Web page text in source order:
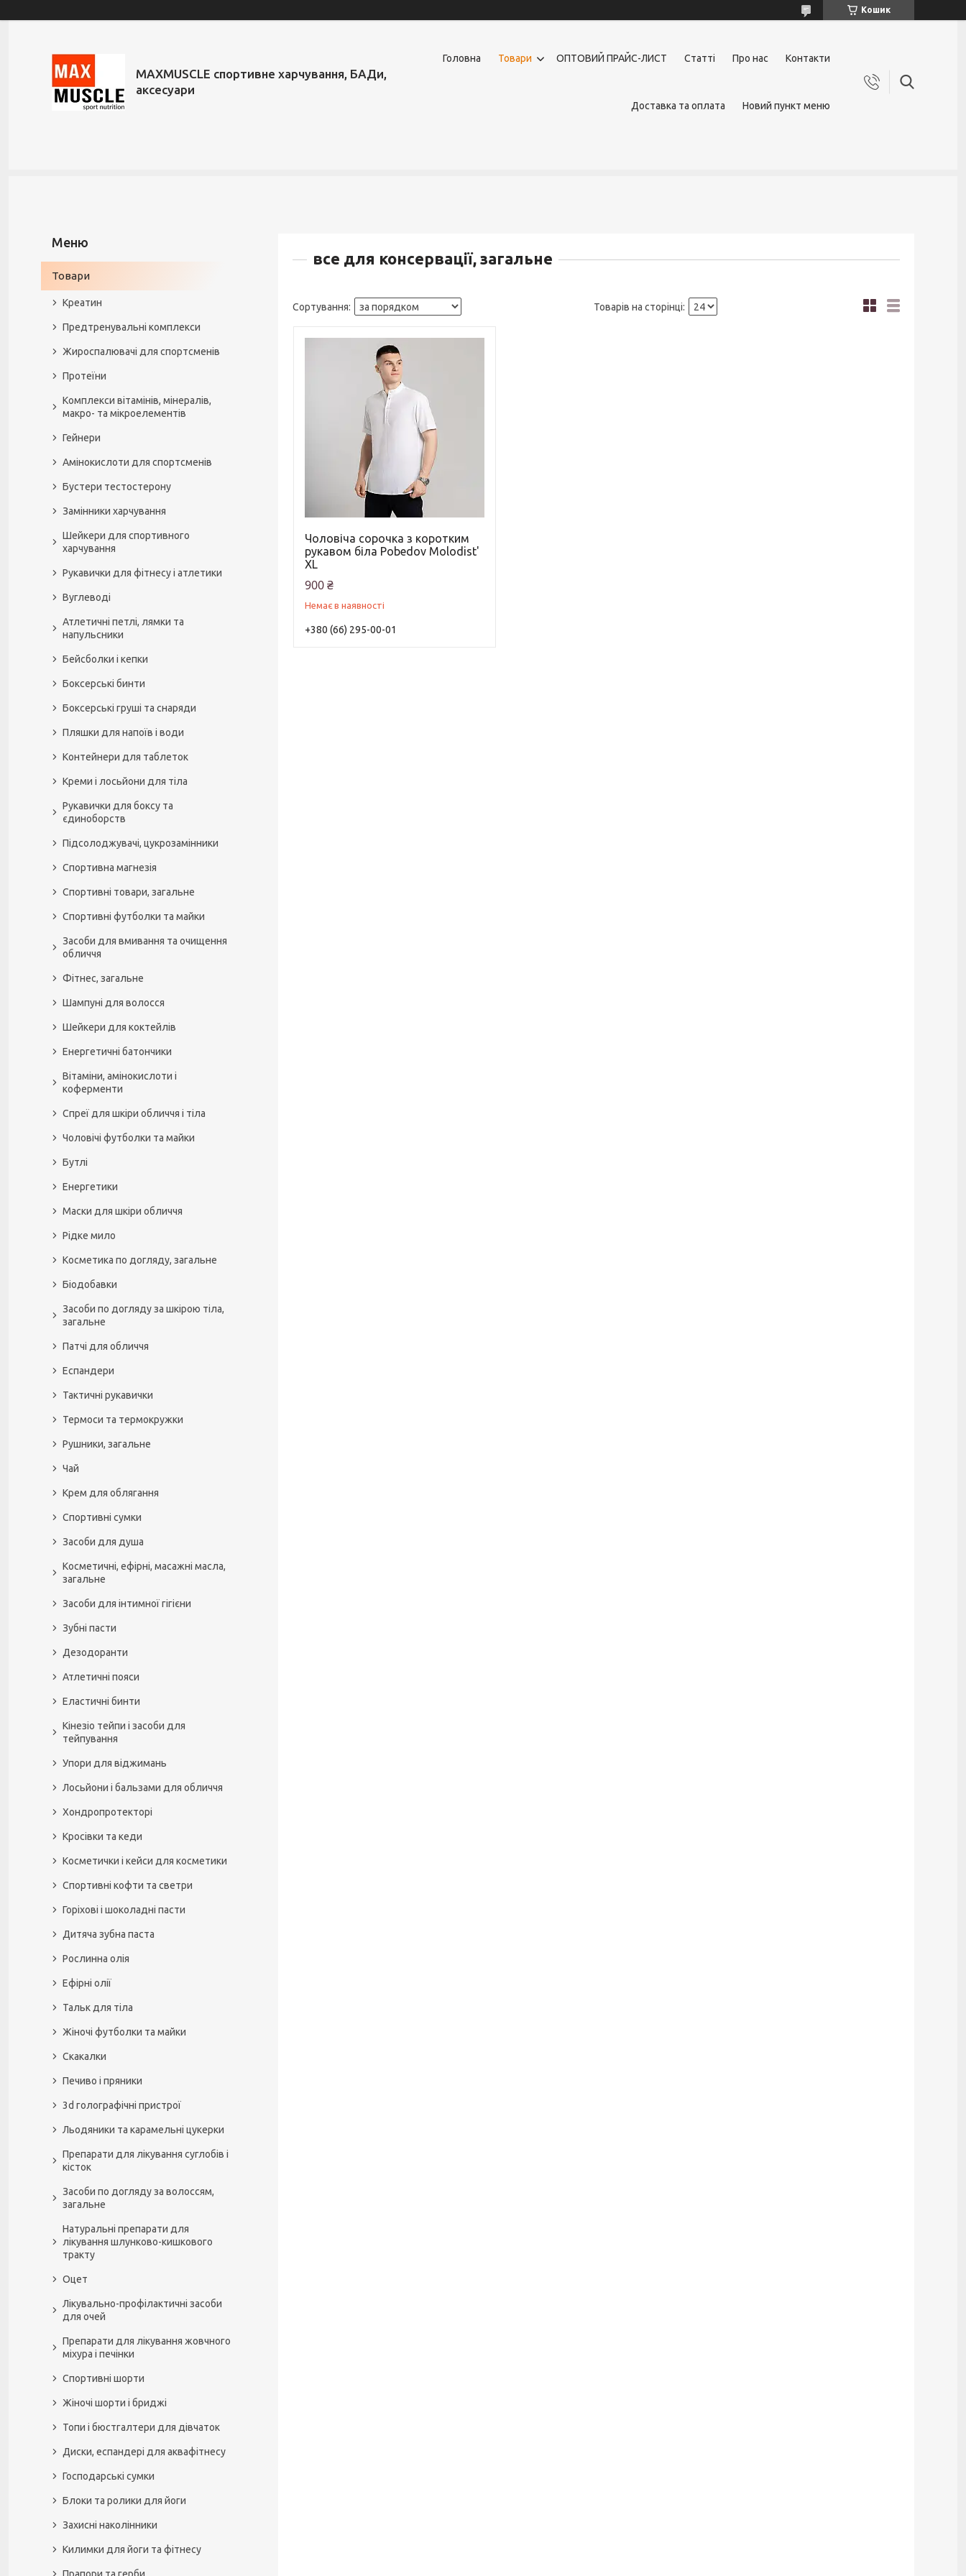
Кошик
MAXMUSCLE спортивне харчування, БАДи,
аксесуари
Головна Товари OПТОВИЙ ПРАЙС-ЛИСТ Статті Про нас Контакти
Доставка та оплата Новий пункт меню
все для консервації, загальне
Чоловіча сорочка з коротким
рукавом біла Pobedov Molodist'
XL
900 ₴
Немає в наявності
+380 (66) 295-00-01
Товари
Креатин
Предтренувальні комплекси
Жироспалювачі для спортсменів
Протеїни
Комплекси вітамінів, мінералів,
макро- та мікроелементів
Гейнери
Амінокислоти для спортсменів
Бустери тестостерону
Замінники харчування
Шейкери для спортивного
харчування
Рукавички для фітнесу і атлетики
Вуглеводі
Атлетичні петлі, лямки та
напульсники
Бейсболки і кепки
Боксерські бинти
Боксерські груші та снаряди
Пляшки для напоїв і води
Контейнери для таблеток
Креми і лосьйони для тіла
Рукавички для боксу та
єдиноборств
Підсолоджувачі, цукрозамінники
Спортивна магнезія
Спортивні товари, загальне
Спортивні футболки та майки
Засоби для вмивання та очищення
обличчя
Фітнес, загальне
Шампуні для волосся
Шейкери для коктейлів
Енергетичні батончики
Вітаміни, амінокислоти і
коферменти
Спреї для шкіри обличчя і тіла
Чоловічі футболки та майки
Бутлі
Енергетики
Маски для шкіри обличчя
Рідке мило
Косметика по догляду, загальне
Біодобавки
Засоби по догляду за шкірою тіла,
загальне
Патчі для обличчя
Еспандери
Тактичні рукавички
Термоси та термокружки
Рушники, загальне
Чай
Крем для облягання
Спортивні сумки
Засоби для душа
Косметичні, ефірні, масажні масла,
загальне
Засоби для інтимної гігієни
Зубні пасти
Дезодоранти
Атлетичні пояси
Еластичні бинти
Кінезіо тейпи і засоби для
тейпування
Упори для віджимань
Лосьйони і бальзами для обличчя
Хондропротекторі
Кросівки та кеди
Косметички і кейси для косметики
Спортивні кофти та светри
Горіхові і шоколадні пасти
Дитяча зубна паста
Рослинна олія
Ефірні олії
Тальк для тіла
Жіночі футболки та майки
Скакалки
Печиво і пряники
3d голографічні пристрої
Льодяники та карамельні цукерки
Препарати для лікування суглобів і
кісток
Засоби по догляду за волоссям,
загальне
Натуральні препарати для
лікування шлунково-кишкового
тракту
Оцет
Лікувально-профілактичні засоби
для очей
Препарати для лікування жовчного
міхура і печінки
Спортивні шорти
Жіночі шорти і бриджі
Топи і бюстгалтери для дівчаток
Диски, еспандері для аквафітнесу
Господарські сумки
Блоки та ролики для йоги
Захисні наколінники
Килимки для йоги та фітнесу